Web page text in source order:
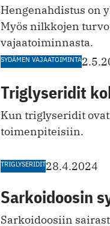
Hengenahdistus on
Myös nilkkojen
vajaatoiminnasta.
SYDÄMEN VAJAATOIMINTA
Triglyseridit
Kun triglyseridit
toimenpiteisiin.
TRIGLYSERIDIT28.4.2024
Sarkoidoosin
Sarkoidoosiin